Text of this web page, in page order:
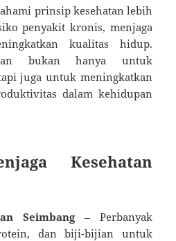
prinsip kesehatan lebih
penyakit kronis, menjaga
kualitas hidup.
bukan hanya untuk
juga untuk meningkatkan
dalam kehidupan
Kesehatan
Seimbang– Perbanyak
dan biji-bijian untuk